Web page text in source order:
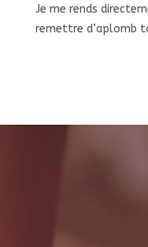
Je me rends
remettre d’aplomb